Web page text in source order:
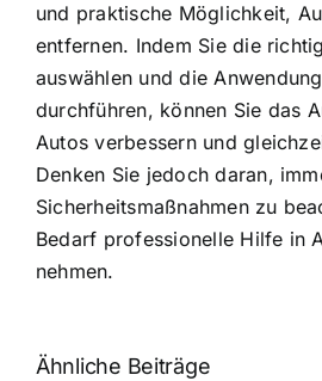
und praktische Möglichkeit,
entfernen. Indem Sie die
auswählen und die
durchführen, können Sie das
Autos verbessern und
Denken Sie jedoch daran,
Sicherheitsmaßnahmen zu
Bedarf professionelle Hilfe in
nehmen.
Ähnliche Beiträge